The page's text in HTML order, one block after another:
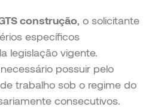
construção, o solicitante
específicos
legislação vigente.
possuir pelo
trabalho sob o regime do
consecutivos.